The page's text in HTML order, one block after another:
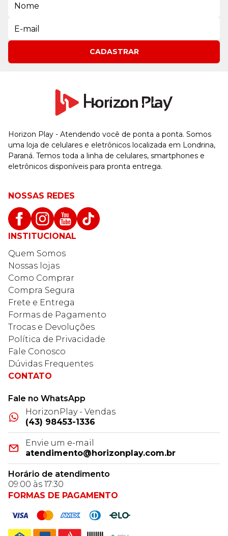
CADASTRAR
Horizon Play - Atendendo você de ponta a ponta. Somos
uma loja de celulares e eletrônicos localizada em Londrina,
Paraná. Temos toda a linha de celulares, smartphones e
eletrônicos disponíveis para pronta entrega.
NOSSAS REDES
INSTITUCIONAL
Quem Somos
Nossas lojas
Como Comprar
Compra Segura
Frete e Entrega
Formas de Pagamento
Trocas e Devoluções
Política de Privacidade
Fale Conosco
Dúvidas Frequentes
CONTATO
Fale no WhatsApp
HorizonPlay - Vendas
(43) 98453-1336
Envie um e-mail
atendimento@horizonplay.com.br
Horário de atendimento
09:00 às 17:30
FORMAS DE PAGAMENTO